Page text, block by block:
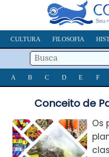
CULTURA FILOSOFIA
A B C D E F
Conceito de
Os